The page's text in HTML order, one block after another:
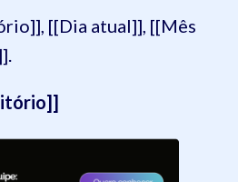
[[Dia atual]], [[Mês